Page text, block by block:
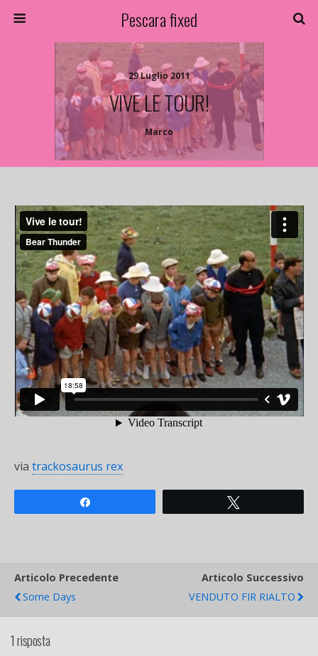
Pescara fixed
29 Luglio 2011
VIVE LE TOUR!
Marco
via trackosaurus rex
Articolo Precedente
Some Days
Articolo Successivo
VENDUTO FIR RIALTO
1 risposta